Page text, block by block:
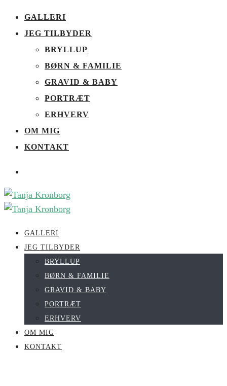
GALLERI
JEG TILBYDER
BRYLLUP
BØRN & FAMILIE
GRAVID & BABY
PORTRÆT
ERHVERV
OM MIG
KONTAKT
GALLERI
JEG TILBYDER
BRYLLUP
BØRN & FAMILIE
GRAVID & BABY
PORTRÆT
ERHVERV
OM MIG
KONTAKT